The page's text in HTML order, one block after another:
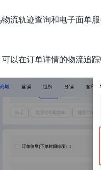
流轨迹查询和电子面单服
以在订单详情的物流追